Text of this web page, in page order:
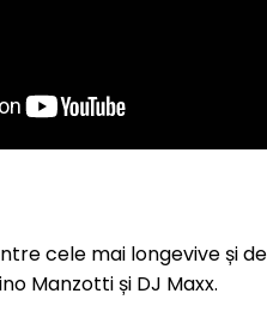
cele mai longevive și
Manzotti și DJ Maxx.